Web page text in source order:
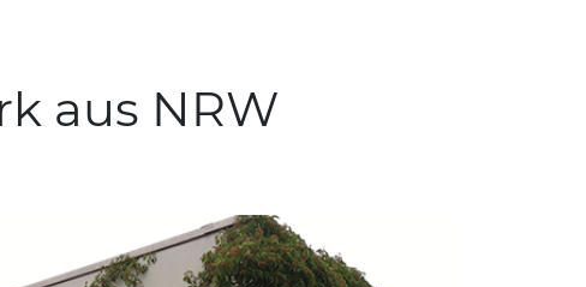
aus NRW